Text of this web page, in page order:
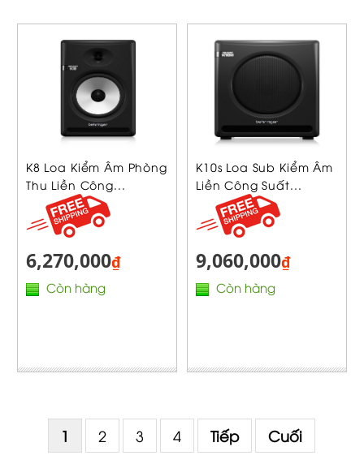
K8 Loa Kiểm Âm Phòng
Thu Liền Công...
6,270,000₫
Còn hàng
K10s Loa Sub Kiểm Âm
Liền Công Suất...
9,060,000₫
Còn hàng
1 2 3 4 Tiếp Cuối